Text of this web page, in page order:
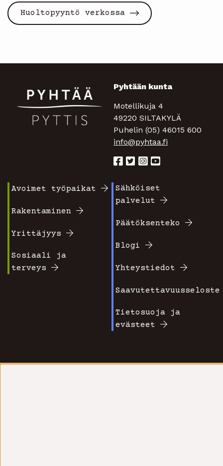
Huoltopyyntö verkossa
Pyhtään kunta
Motellikuja 4
49220 SILTAKYLÄ
Puhelin (05) 46015 600
info@pyhtaa.fi
valikko
Avoimet työpaikat
Rakentaminen
Yrittäjyys
Sosiaali ja
terveys
Footer
2
Sähköiset
palvelut
Päätöksenteko
Blogi
Yhteystiedot
Saavutettavuusseloste
Tietosuoja ja
evästeet